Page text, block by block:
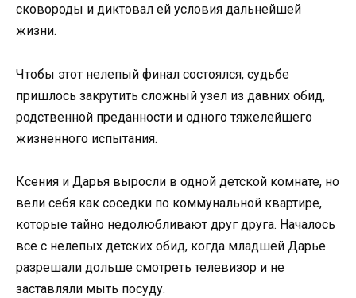
сковороды и диктовал ей условия дальнейшей
жизни.
Чтобы этот нелепый финал состоялся, судьбе
пришлось закрутить сложный узел из давних обид,
родственной преданности и одного тяжелейшего
жизненного испытания.
Ксения и Дарья выросли в одной детской комнате, но
вели себя как соседки по коммунальной квартире,
которые тайно недолюбливают друг друга. Началось
все с нелепых детских обид, когда младшей Дарье
разрешали дольше смотреть телевизор и не
заставляли мыть посуду.